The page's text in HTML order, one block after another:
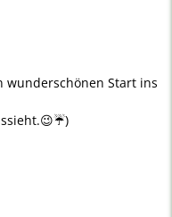
wunderschönen Start ins